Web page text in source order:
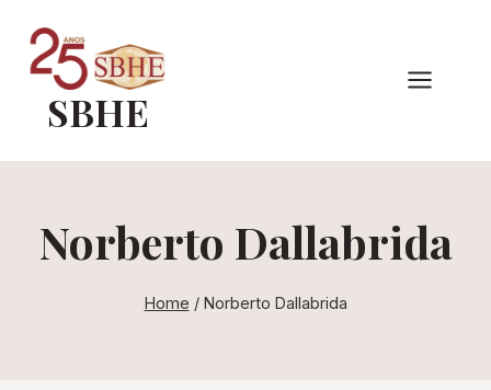
para
ConteúdoSBHE
Norberto Dallabrida
Home / Norberto Dallabrida